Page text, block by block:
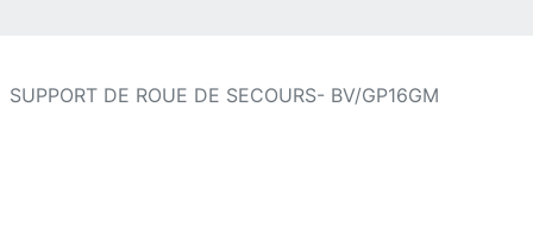
SUPPORT DE ROUE DE SECOURS- BV/GP16GM